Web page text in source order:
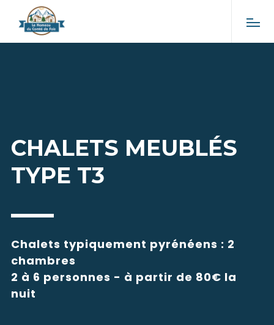
CHALETS MEUBLÉS
TYPE T3
Chalets typiquement pyrénéens : 2
chambres
2 à 6 personnes - à partir de 80€ la
nuit